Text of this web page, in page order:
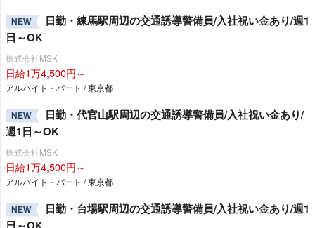
NEW
日勤・練馬駅周辺の交通誘導警備員/入社祝い金あり/週1
日～OK
株式会社MSK
日給1万4,500円～
アルバイト・パート / 東京都
NEW
日勤・代官山駅周辺の交通誘導警備員/入社祝い金あり/
週1日～OK
株式会社MSK
日給1万4,500円～
アルバイト・パート / 東京都
NEW
日勤・台場駅周辺の交通誘導警備員/入社祝い金あり/週1